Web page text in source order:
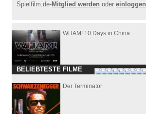
Spielfilm.de-Mitglied werden oder einloggen
WHAM! 10 Days in China
BELIEBTESTE FILME
Der Terminator